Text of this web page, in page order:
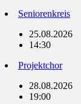
Seniorenkreis
25.08.2026
14:30
Projektchor
28.08.2026
19:00